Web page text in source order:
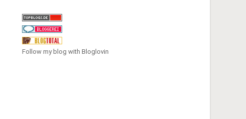
Follow my blog with Bloglovin